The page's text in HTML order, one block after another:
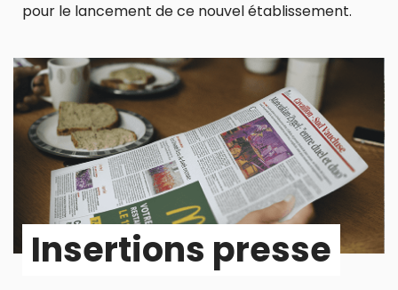
pour le lancement de ce nouvel établissement.
Insertions presse